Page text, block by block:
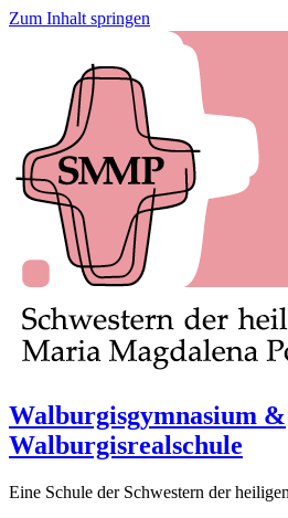
Zum Inhalt springen
Walburgisgymnasium &
Walburgisrealschule
Eine Schule der Schwestern der